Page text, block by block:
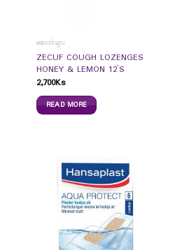
ဆေးဝါးများ
ZECUF COUGH LOZENGES
HONEY & LEMON 12`S
2,700Ks
READ MORE